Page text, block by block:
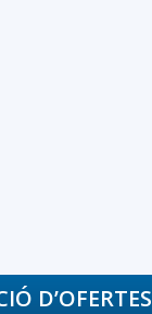
D’OFERTES